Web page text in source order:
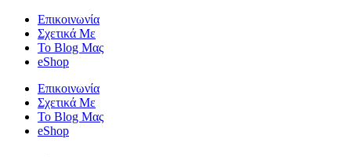
Επικοινωνία
Σχετικά Με
Το Blog Μας
eShop
Επικοινωνία
Σχετικά Με
Το Blog Μας
eShop